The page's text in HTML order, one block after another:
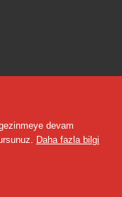
devam
Daha fazla bilgi